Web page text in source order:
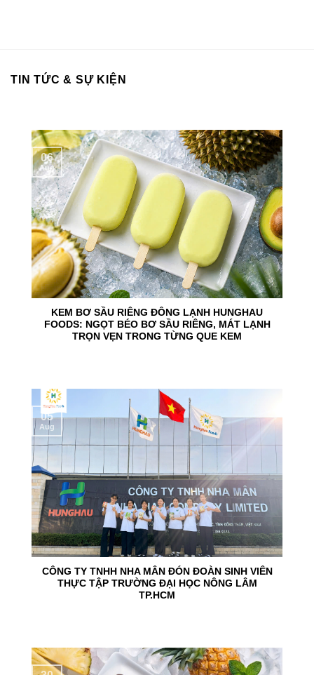
TIN TỨC & SỰ KIỆN
KEM BƠ SẦU RIÊNG ĐÔNG LẠNH HUNGHAU
FOODS: NGỌT BÉO BƠ SẦU RIÊNG, MÁT LẠNH
TRỌN VẸN TRONG TỪNG QUE KEM
06
Aug
CÔNG TY TNHH NHA MÂN ĐÓN ĐOÀN SINH VIÊN
THỰC TẬP TRƯỜNG ĐẠI HỌC NÔNG LÂM
TP.HCM
05
Aug